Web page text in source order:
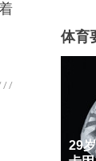
体育
29